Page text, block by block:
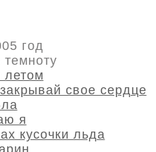
год
летом
свое сердце
я
кусочки льда